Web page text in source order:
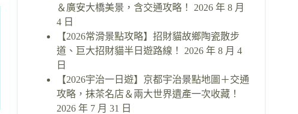
＆廣安大橋美景，含交通攻略！
2026 年 8 月
4 日
【2026常滑景點攻略】招財貓故鄉陶瓷散步
道、巨大招財貓半日遊路線！
2026 年 8 月 4
日
【2026宇治一日遊】京都宇治景點地圖＋交通
攻略，抹茶名店＆兩大世界遺產一次收藏！
2026 年 7 月 31 日